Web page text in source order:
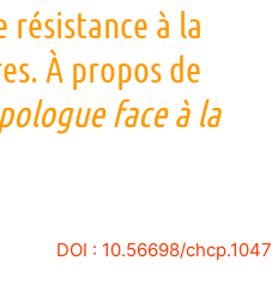
résistance à la
À propos de
face à la
DOI : 10.56698/chcp.1047